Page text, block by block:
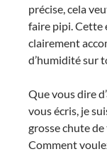
précise, cela
faire pipi. Cette
clairement
d’humidité sur
Que vous dire
vous écris, je
grosse chute
Comment